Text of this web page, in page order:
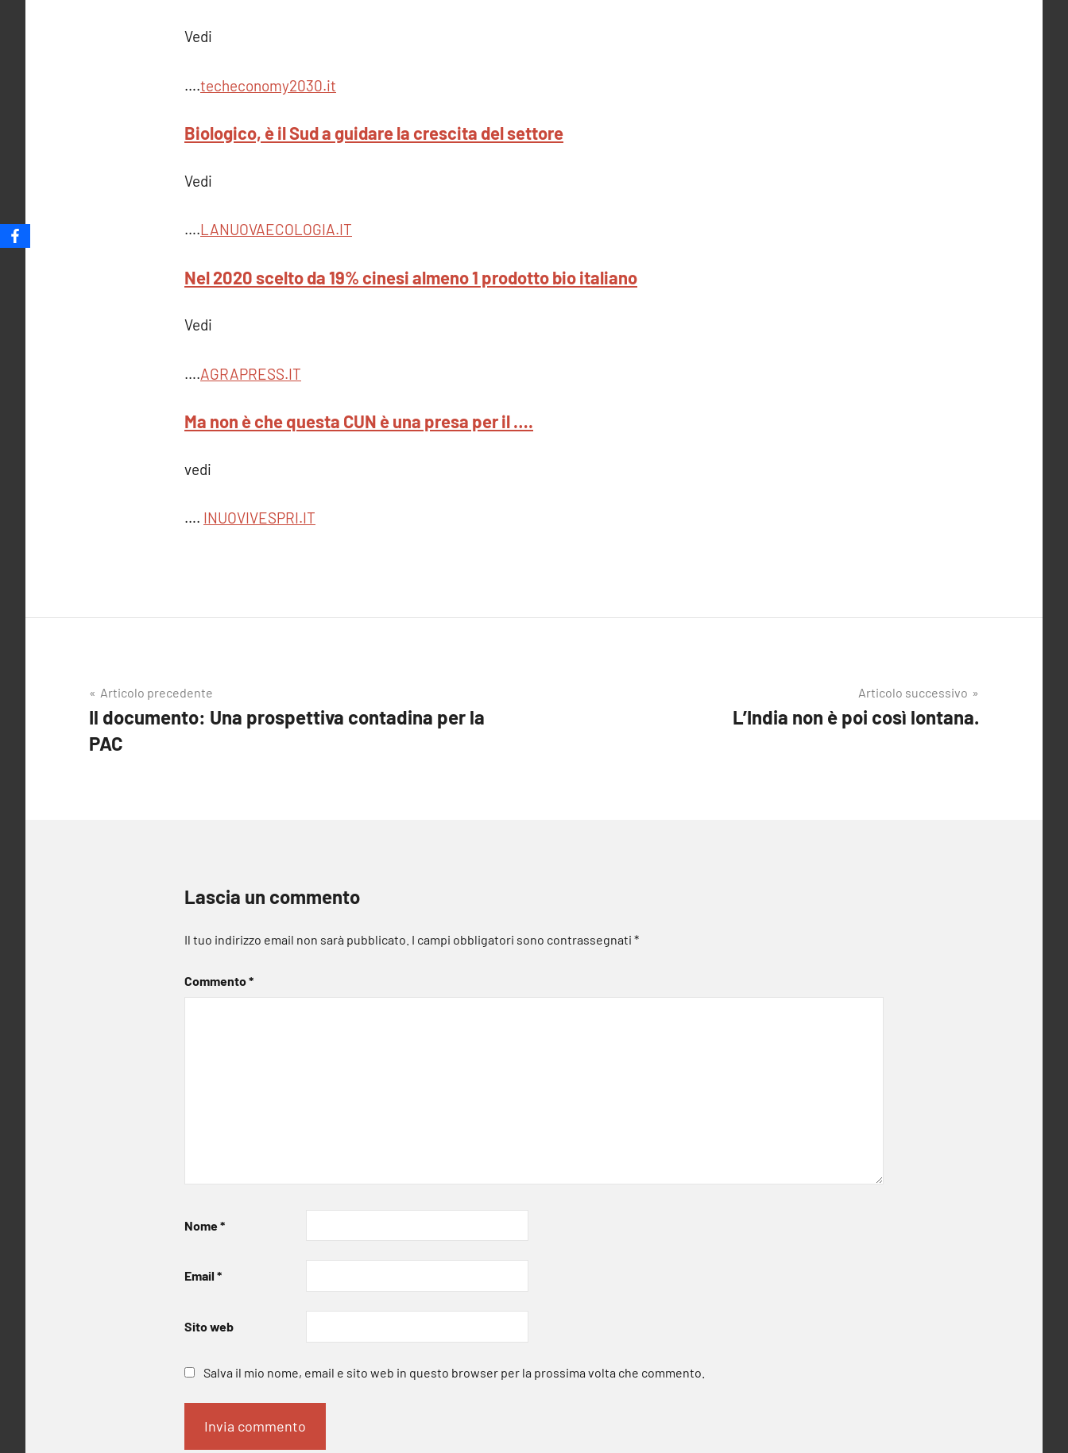
Vedi
….techeconomy2030.it
Biologico, è il Sud a guidare la crescita del settore
Vedi
….LANUOVAECOLOGIA.IT
Nel 2020 scelto da 19% cinesi almeno 1 prodotto bio italiano
Vedi
….AGRAPRESS.IT
Ma non è che questa CUN è una presa per il ….
vedi
…. INUOVIVESPRI.IT
Navigazione
articoli
Articolo precedente
Il documento: Una prospettiva contadina per la
PAC
Articolo successivo
L’India non è poi così lontana.
Lascia un commento
Il tuo indirizzo email non sarà pubblicato. I campi obbligatori sono contrassegnati *
Commento*
Nome*
Email *
Sito web
Salva il mio nome, email e sito web in questo browser per la prossima volta che commento.